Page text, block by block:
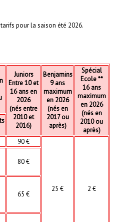
pour la saison été 2026.
Juniors
Entre 10 et
16 ans en
2026
(nés entre
2010 et
2016)
Benjamins
9 ans
maximum
en 2026
(nés en
2017 ou
après)
Spécial
Ecole **
16 ans
maximum
en 2026
(nés en
2010 ou
après)
90 €
25 € 2 €
80 €
65 €